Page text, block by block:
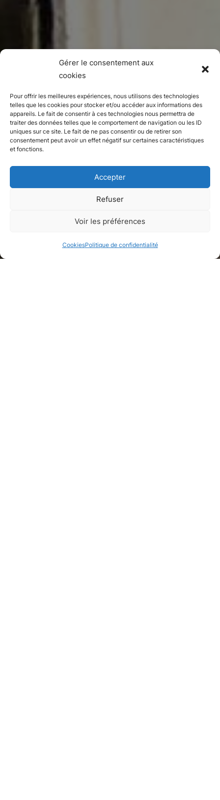
Gérer le consentement aux
cookies
Pour offrir les meilleures expériences, nous utilisons des technologies
telles que les cookies pour stocker et/ou accéder aux informations des
appareils. Le fait de consentir à ces technologies nous permettra de
traiter des données telles que le comportement de navigation ou les ID
uniques sur ce site. Le fait de ne pas consentir ou de retirer son
consentement peut avoir un effet négatif sur certaines caractéristiques
et fonctions.
Accepter
Refuser
Voir les préférences
CookiesPolitique de confidentialité